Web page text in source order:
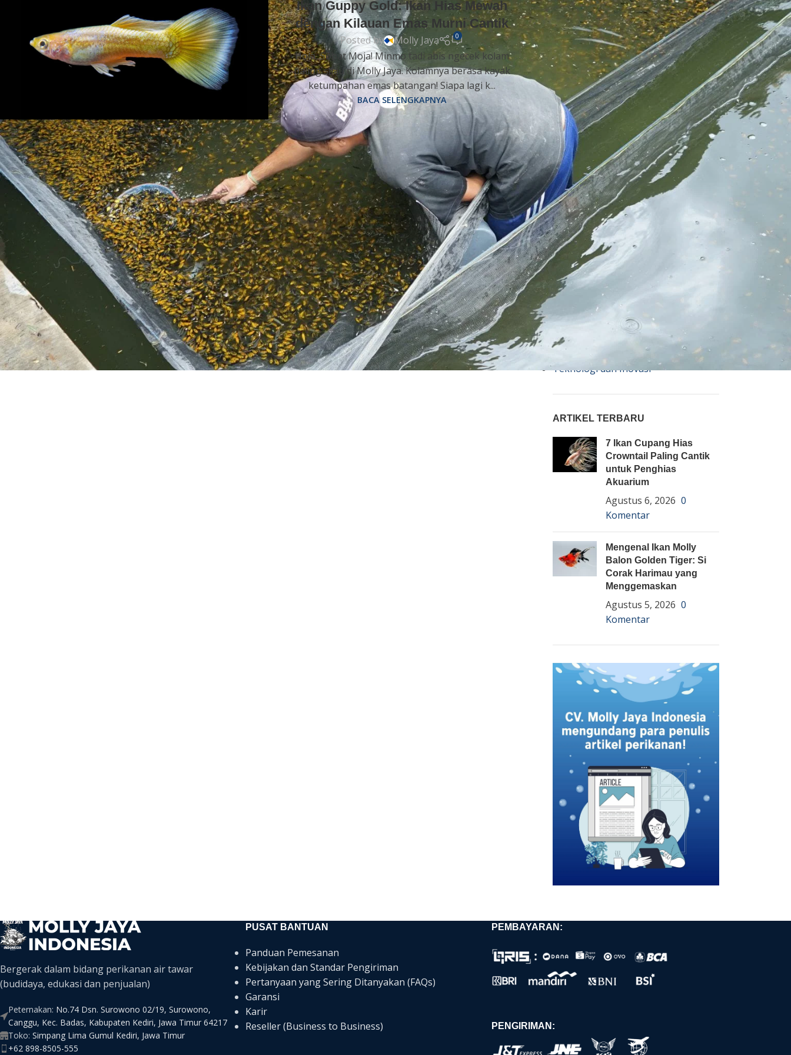
Ikan Guppy Gold: Ikan Hias Mewah
dengan Kilauan Emas Murni Cantik
Posted by Molly Jaya 0
Hola, Sobat Moja! Minmo tadi abis ngecek kolam
paling silau di Molly Jaya. Kolamnya berasa kayak
ketumpahan emas batangan! Siapa lagi k...
BACA SELENGKAPNYA
Molly
Channa
Koi
Koki
Guppy
Platy
Glofish
Danio
Manfish
Discuss
Palmas
Kura-kura
KATEGORI
Berita
Bisnis
Budidaya
Event
Informasi Lain
Pembenihan Ikan
Pembesaran Ikan
Teknologi dan Inovasi
ARTIKEL TERBARU
7 Ikan Cupang Hias
Crowntail Paling Cantik
untuk Penghias
Akuarium
Agustus 6, 2026 0
Komentar
Mengenal Ikan Molly
Balon Golden Tiger: Si
Corak Harimau yang
Menggemaskan
Agustus 5, 2026 0
Komentar
Bergerak dalam bidang perikanan air tawar
(budidaya, edukasi dan penjualan)
Peternakan: No.74 Dsn. Surowono 02/19, Surowono,
Canggu, Kec. Badas, Kabupaten Kediri, Jawa Timur 64217
Toko: Simpang Lima Gumul Kediri, Jawa Timur
+62 898-8505-555
PUSAT BANTUAN
Panduan Pemesanan
Kebijakan dan Standar Pengiriman
Pertanyaan yang Sering Ditanyakan (FAQs)
Garansi
Karir
Reseller (Business to Business)
PEMBAYARAN:
PENGIRIMAN: